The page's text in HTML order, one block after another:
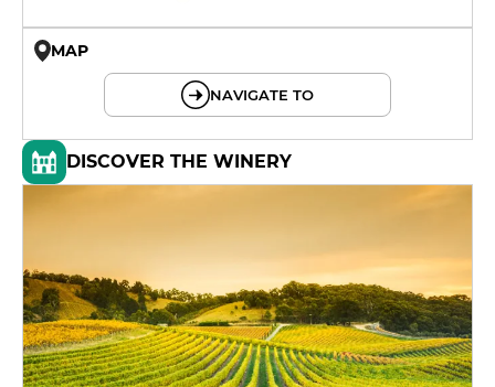
MAP
NAVIGATE TO
DISCOVER THE WINERY